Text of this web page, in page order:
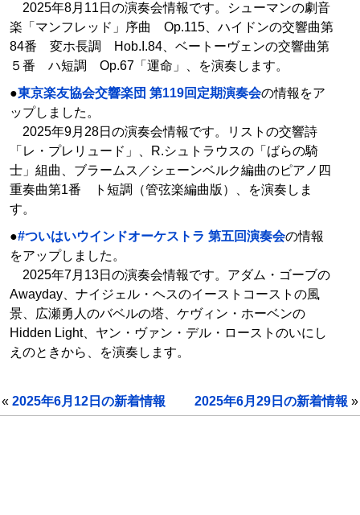
2025年8月11日の演奏会情報です。シューマンの劇音
楽「マンフレッド」序曲 Op.115、ハイドンの交響曲第
84番 変ホ長調 Hob.I.84、ベートーヴェンの交響曲第
５番 ハ短調 Op.67「運命」、を演奏します。
●東京楽友協会交響楽団 第119回定期演奏会の情報をア
ップしました。
2025年9月28日の演奏会情報です。リストの交響詩
「レ・プレリュード」、R.シュトラウスの「ばらの騎
士」組曲、ブラームス／シェーンベルク編曲のピアノ四
重奏曲第1番 ト短調（管弦楽編曲版）、を演奏しま
す。
●#ついはいウインドオーケストラ 第五回演奏会の情報
をアップしました。
2025年7月13日の演奏会情報です。アダム・ゴーブの
Awayday、ナイジェル・ヘスのイーストコーストの風
景、広瀬勇人のバベルの塔、ケヴィン・ホーベンの
Hidden Light、ヤン・ヴァン・デル・ローストのいにし
えのときから、を演奏します。
« 2025年6月12日の新着情報 2025年6月29日の新着情報 »